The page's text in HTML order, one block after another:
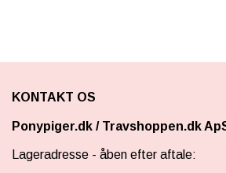
KONTAKT OS
Ponypiger.dk / Travshoppen.dk
Lageradresse - åben efter aftale: